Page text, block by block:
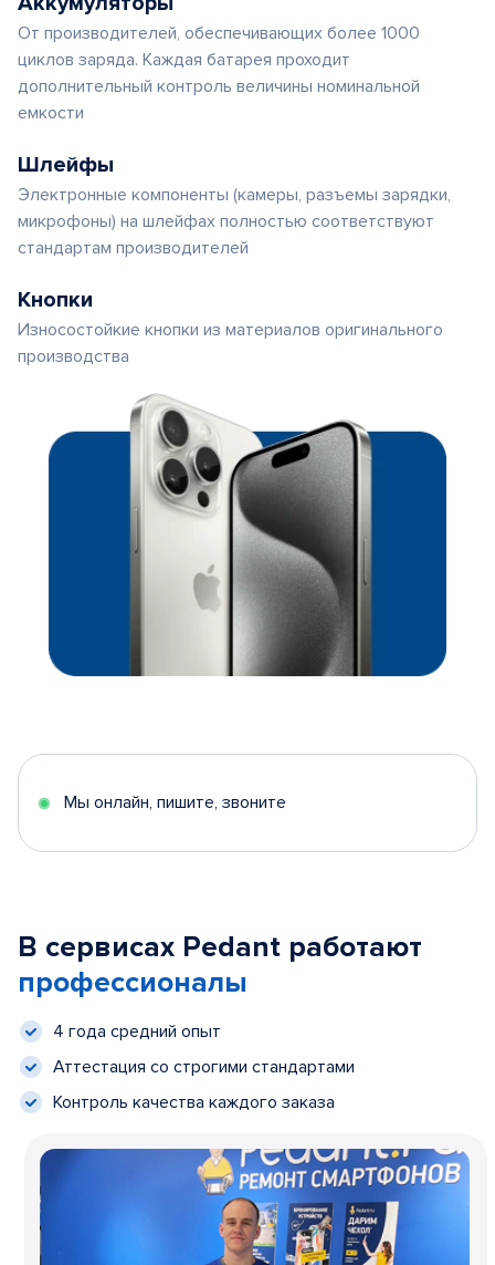
От производителей, обеспечивающих более 1000
циклов заряда. Каждая батарея проходит
дополнительный контроль величины номинальной
емкости
Шлейфы
Электронные компоненты (камеры, разъемы зарядки,
микрофоны) на шлейфах полностью соответствуют
стандартам производителей
Кнопки
Износостойкие кнопки из материалов оригинального
производства
Мы онлайн, пишите, звоните
В сервисах Pedant работают
профессионалы
4 года средний опыт
Аттестация со строгими стандартами
Контроль качества каждого заказа